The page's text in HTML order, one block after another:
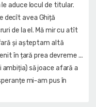
aduce locul de titular.
decît avea Ghiță
de la el. Mă mir cu atît
și așteptam altă
în țară prea devreme ...
ambiția) să joace afară a
mi-am pus în